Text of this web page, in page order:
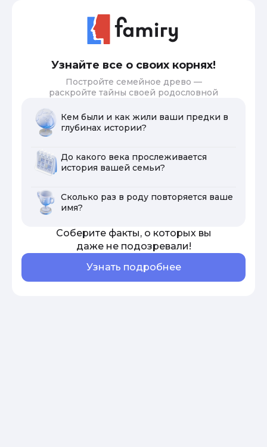
Узнайте все о своих корнях!
Постройте семейное древо —
раскройте тайны своей родословной
Кем были и как жили ваши предки в
глубинах истории?
До какого века прослеживается
история вашей семьи?
Сколько раз в роду повторяется ваше
имя?
Соберите факты, о которых вы
даже не подозревали!
Узнать подробнее